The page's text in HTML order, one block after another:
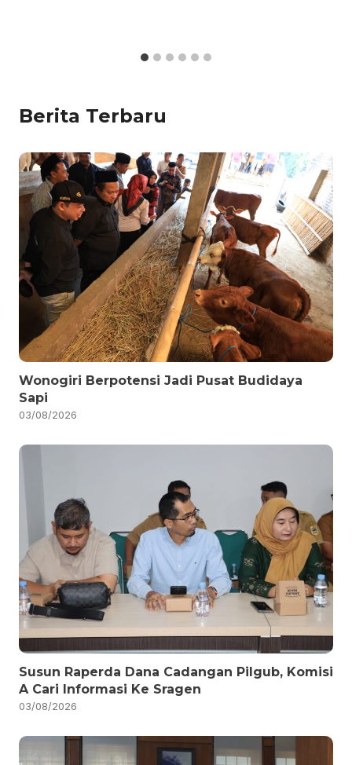
Berita Terbaru
Wonogiri Berpotensi Jadi Pusat Budidaya
Sapi
03/08/2026
Susun Raperda Dana Cadangan Pilgub, Komisi
A Cari Informasi Ke Sragen
03/08/2026